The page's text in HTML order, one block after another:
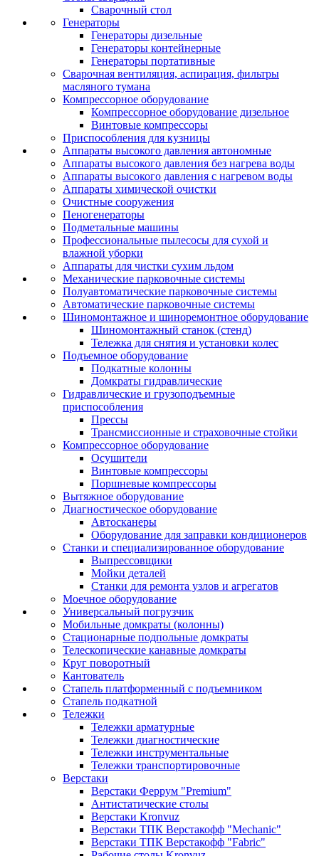
Сварочный стол
Генераторы
Генераторы дизельные
Генераторы контейнерные
Генераторы портативные
Сварочная вентиляция, аспирация, фильтры
масляного тумана
Компрессорное оборудование
Компрессорное оборудование дизельное
Винтовые компрессоры
Приспособления для кузницы
Аппараты высокого давления автономные
Аппараты высокого давления без нагрева воды
Аппараты высокого давления с нагревом воды
Аппараты химической очистки
Очистные сооружения
Пеногенераторы
Подметальные машины
Профессиональные пылесосы для сухой и
влажной уборки
Аппараты для чистки сухим льдом
Механические парковочные системы
Полуавтоматические парковочные системы
Автоматические парковочные системы
Шиномонтажное и шиноремонтное оборудование
Шиномонтажный станок (стенд)
Тележка для снятия и установки колес
Подъемное оборудование
Подкатные колонны
Домкраты гидравлические
Гидравлические и грузоподъемные
приспособления
Прессы
Трансмиссионные и страховочные стойки
Компрессорное оборудование
Осушители
Винтовые компрессоры
Поршневые компрессоры
Вытяжное оборудование
Диагностическое оборудование
Автосканеры
Оборудование для заправки кондиционеров
Станки и специализированное оборудование
Выпрессовщики
Мойки деталей
Станки для ремонта узлов и агрегатов
Моечное оборудование
Универсальный погрузчик
Мобильные домкраты (колонны)
Стационарные подпольные домкраты
Телескопические канавные домкраты
Круг поворотный
Кантователь
Стапель платформенный с подъемником
Стапель подкатной
Тележки
Тележки арматурные
Тележки диагностические
Тележки инструментальные
Тележки транспортировочные
Верстаки
Верстаки Феррум "Premium"
Антистатические столы
Верстаки Kronvuz
Верстаки ТПК Верстакофф "Mechanic"
Верстаки ТПК Верстакофф "Fabric"